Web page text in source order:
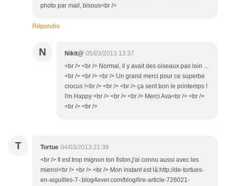
photo par mail, bisous<br />
Répondre
N Nikit@ 05/03/2013 13:37
<br /> <br /> Normal, il y avait des oiseaux pas loin ...
<br /> <br /> <br /> Un grand merci pour ce superbe
crocus !<br /> <br /> <br /> ça sent bon le printemps !
I'm Happy <br /> <br /> <br /> Merci Ava<br /> <br />
<br /> <br />
T Tortue 04/03/2013 21:39
<br /> Il est trop mignon ton fiston,j'ai connu aussi avec les
miens!<br /> <br /> <br /> Mon instant est là:http://de-tortues-
en-aiguilles-7-.blog4ever.com/blog/lire-article-726021-